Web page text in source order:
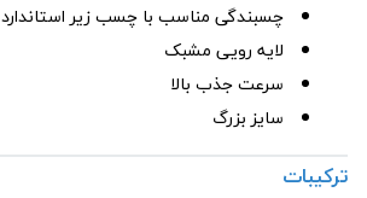
چسبندگی مناسب با چسب زیر استاندارد
لایه رویی مشبک
سرعت جذب بالا
سایز بزرگ
ترکیبات